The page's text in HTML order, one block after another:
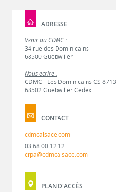
ADRESSE
Venir au CDMC :
34 rue des Dominicains
68500 Guebwiller
Nous écrire :
CDMC - Les Dominicains CS 8713
68502 Guebwiller Cedex
CONTACT
cdmcalsace.com
03 68 00 12 12
crpa@cdmcalsace.com
PLAN D'ACCÈS